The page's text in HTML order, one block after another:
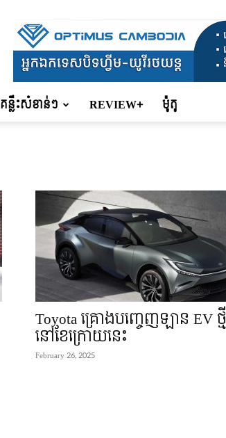
គន្លឹះសំខាន់ៗ REVIEW+ ម៉ូតូ
Toyota គ្រោងបញ្ចេញឡាន EV ថ្មី
នៅខែក្រោយនេះ
February 26, 2025